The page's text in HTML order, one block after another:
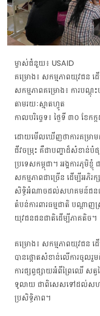
ម្ចាស់ជំនួយ៖ USAID
គម្រោង៖ សកម្មភាពយុវជន ដើ
សកម្មភាពគម្រោង៖ ការបណ្តុ
តាមរយៈស្មាតហ្វូត
កាលបរិច្ចេទ៖ ថ្ងៃទី ៣០ ខែកក្
ដោយមើលឃើញថាការគម្រា
ជីវចម្រុះ គឺជាបញ្ហាដ៏សំខាន់បំ
ប្រទេសកម្ពុជា។ អង្គការភូមិខ្ញុំ
សកម្មភាពជាច្រើន ដើម្បីអភិរ
សិទ្ធិអំណាចដល់សហគមន៍ជន
តំបន់ការពារធម្មជាតិ បណ្តា
យុវជនជនជាតិដើម្បីភាគតិច។
គម្រោង៖ សកម្មភាពយុវជន ដើ
បានផ្តោតសំខាន់លើការចូលរួម
ការផ្សព្វផ្សាយអំពីព្រៃឈើ សត្
ទូលាយ ជាពិសេសទៅដល់សហ
ប្រសិទ្ធិភាព។